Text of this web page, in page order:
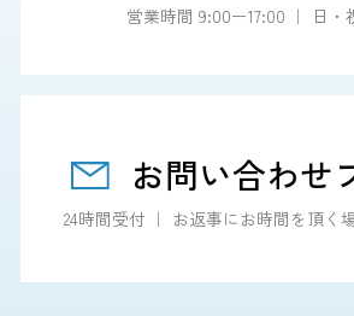
営業時間 9:00ー17:00 ｜ 日・
お問い合わせ
24時間受付 ｜ お返事にお時間を頂く